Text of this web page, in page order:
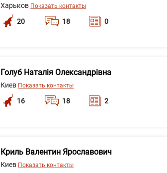
Харьков Показать контакты
20 18 0
Голуб Наталія Олександрівна
Киев Показать контакты
16 18 2
Криль Валентин Ярославович
Киев Показать контакты